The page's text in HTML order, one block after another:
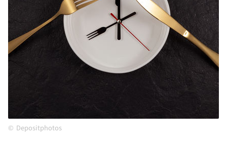
Depositphotos